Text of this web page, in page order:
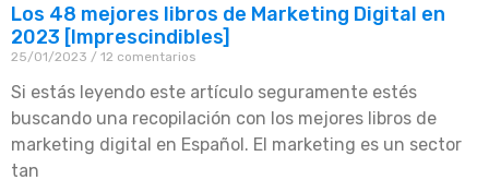
Los 48 mejores libros de Marketing Digital en
2023 [Imprescindibles]
25/01/2023 12 comentarios
Si estás leyendo este artículo seguramente estés
buscando una recopilación con los mejores libros de
marketing digital en Español. El marketing es un sector
tan